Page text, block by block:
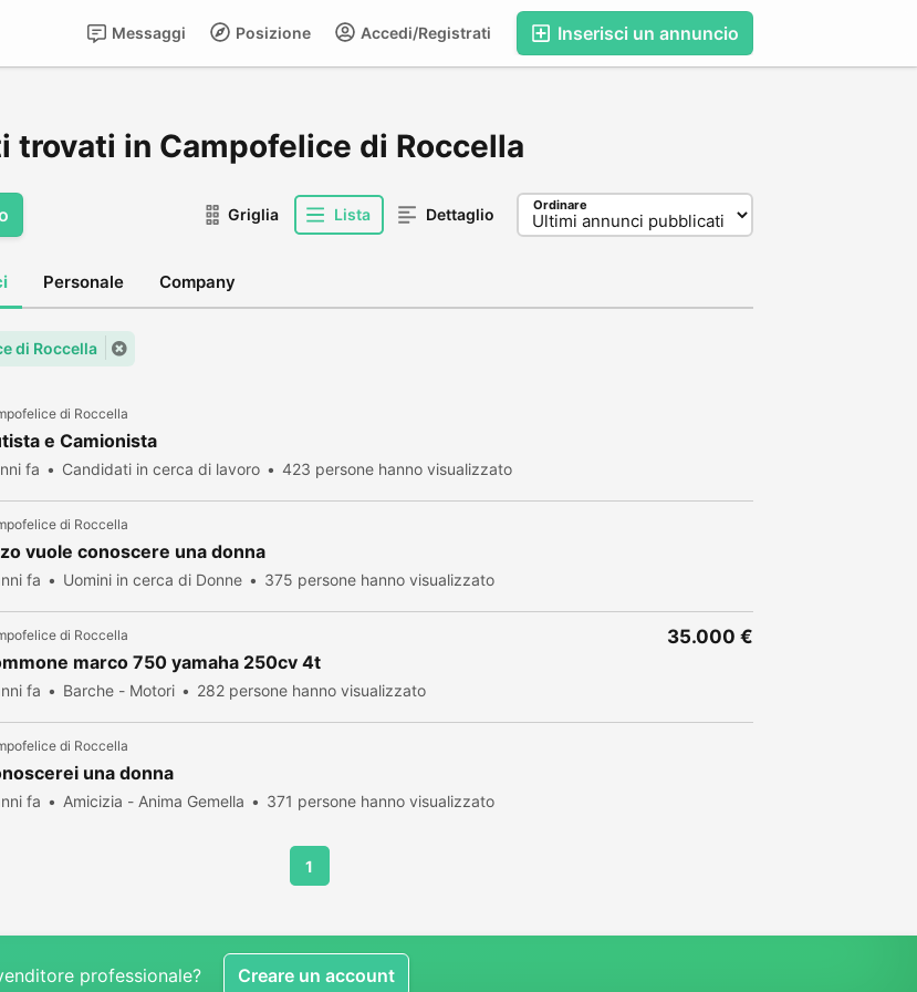
Inserisci un annuncio
Accedi/Registrati
Posizione
Messaggi
trovati in Campofelice di Roccella
Griglia Lista Dettaglio Ordinare
Personale Company
di Roccella
di Roccella
e Camionista
fa Candidati in cerca di lavoro 423 persone hanno visualizzato
di Roccella
vuole conoscere una donna
fa Uomini in cerca di Donne 375 persone hanno visualizzato
di Roccella
marco 750 yamaha 250cv 4t
fa Barche - Motori 282 persone hanno visualizzato
35.000 €
di Roccella
una donna
fa Amicizia - Anima Gemella 371 persone hanno visualizzato
1
professionale? Creare un account